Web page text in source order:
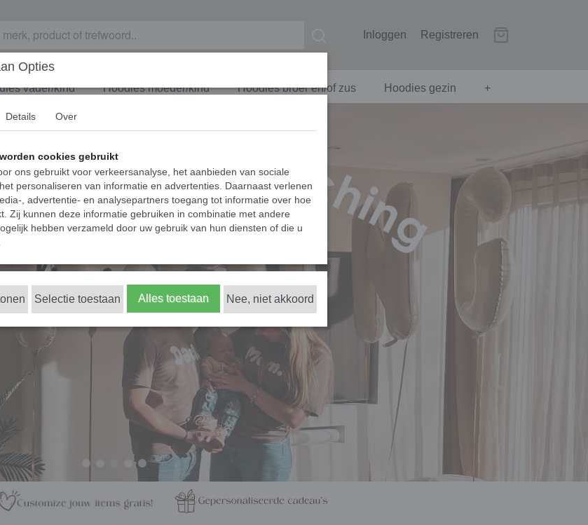
Inloggen Registreren
vader/kind Hoodies moeder/kind Hoodies broer en/of zus Hoodies gezin +
Opties
Details Over
cookies gebruikt
ons gebruikt voor verkeersanalyse, het aanbieden van sociale
personaliseren van informatie en advertenties. Daarnaast verlenen
, advertentie- en analysepartners toegang tot informatie over hoe
Zij kunnen deze informatie gebruiken in combinatie met andere
hebben verzameld door uw gebruik van hun diensten of die u
Selectie toestaan Alles toestaan Nee, niet akkoord